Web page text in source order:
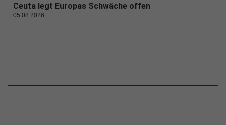
Ceuta legt Europas Schwäche offen
05.08.2026